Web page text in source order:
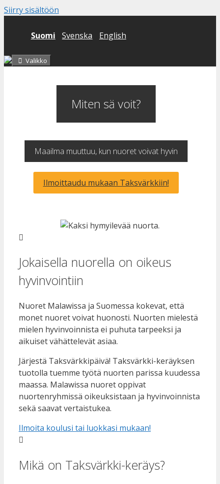
Siirry sisältöön
Suomi Svenska English
Valikko
Miten sä voit?
Maailma muuttuu, kun nuoret voivat hyvin
Ilmoittaudu mukaan Taksvärkkiin!
Jokaisella nuorella on oikeus
hyvinvointiin
Nuoret Malawissa ja Suomessa kokevat, että
monet nuoret voivat huonosti. Nuorten mielestä
mielen hyvinvoinnista ei puhuta tarpeeksi ja
aikuiset vähättelevät asiaa.
Järjestä Taksvärkkipäivä! Taksvärkki-keräyksen
tuotolla tuemme työtä nuorten parissa kuudessa
maassa. Malawissa nuoret oppivat
nuortenryhmissä oikeuksistaan ja hyvinvoinnista
sekä saavat vertaistukea.
Ilmoita koulusi tai luokkasi mukaan!
Mikä on Taksvärkki-keräys?